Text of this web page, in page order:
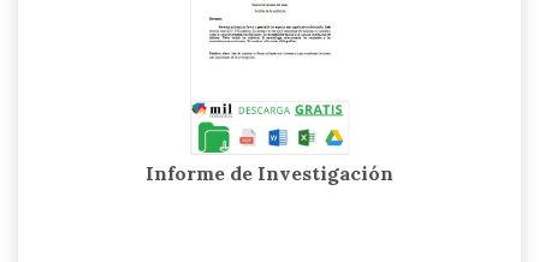
Informe de Investigación